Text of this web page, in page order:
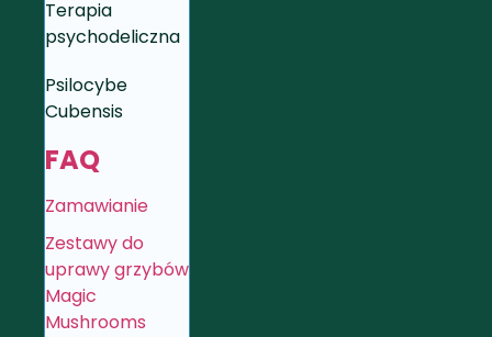
Terapia
psychodeliczna
Psilocybe
Cubensis
FAQ
Zamawianie
Zestawy do
uprawy grzybów
Magic
Mushrooms